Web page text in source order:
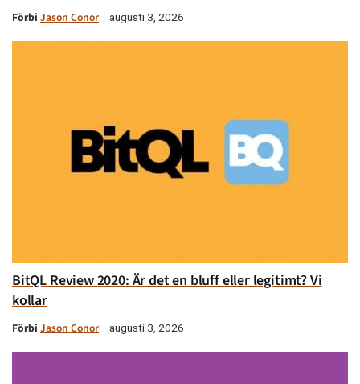
Förbi Jason Conor augusti 3, 2026
BitQL Review 2020: Är det en bluff eller legitimt? Vi
kollar
Förbi Jason Conor augusti 3, 2026